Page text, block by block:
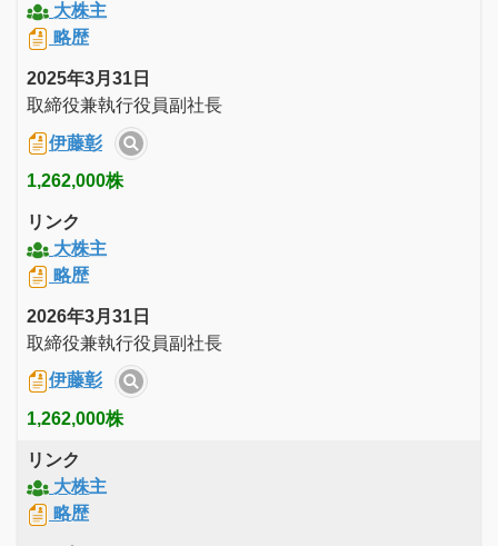
大株主
略歴
2025年3月31日
取締役兼執行役員副社長
伊藤彰
1,262,000株
リンク
大株主
略歴
2026年3月31日
取締役兼執行役員副社長
伊藤彰
1,262,000株
リンク
大株主
略歴